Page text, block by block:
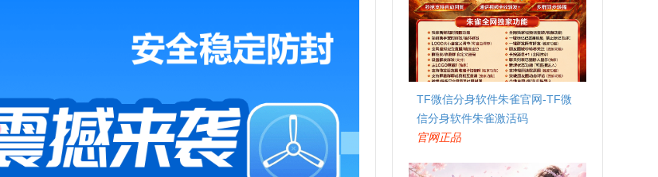
TF微信分身软件朱雀官网-TF微
信分身软件朱雀激活码
官网正品